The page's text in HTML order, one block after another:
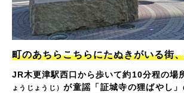
町のあちらこちらにたぬきがいる街
JR木更津駅西口から歩いて約10分程の場
ょうじょうじ）が童謡「証城寺の狸ばやし